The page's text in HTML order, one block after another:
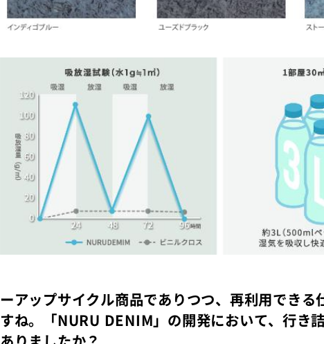
ーアップサイクル商品でありつつ、再利用できる
すね。「NURU DENIM」の開発において、行き